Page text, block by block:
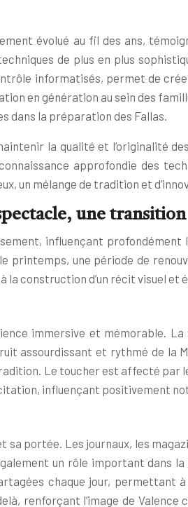
évolué au fil des ans,
de plus en plus
informatisés, permet de
en génération au sein des
dans la préparation des Fallas.
la qualité et l’originalité
approfondie des
un mélange de tradition et
une transition
influençant
printemps, une période de
la construction d’un récit visuel
immersive et mémorable.
assourdissant et rythmé de la
Le toucher est affecté par
influençant positivement
portée. Les journaux, les
un rôle important dans
chaque jour, permettant
renforçant l’image de